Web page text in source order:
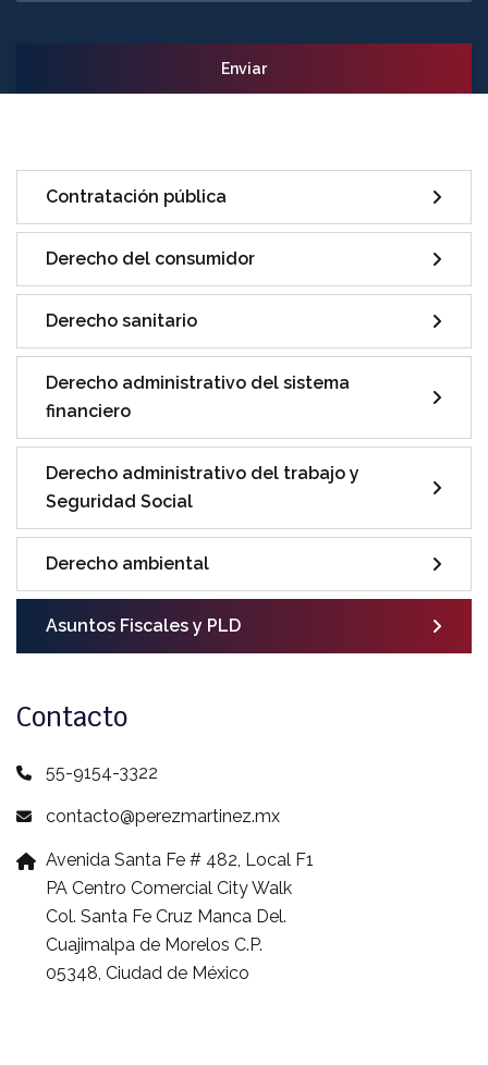
Contratación pública
Derecho del consumidor
Derecho sanitario
Derecho administrativo del sistema
financiero
Derecho administrativo del trabajo y
Seguridad Social
Derecho ambiental
Asuntos Fiscales y PLD
Contacto
55-9154-3322
contacto@perezmartinez.mx
Avenida Santa Fe # 482, Local F1
PA Centro Comercial City Walk
Col. Santa Fe Cruz Manca Del.
Cuajimalpa de Morelos C.P.
05348, Ciudad de México